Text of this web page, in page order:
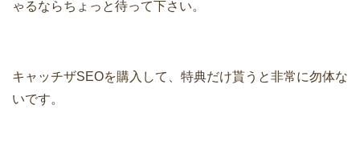
ゃるならちょっと待って下さい。
キャッチザSEOを購入して、特典だけ貰うと非常に勿体な
いです。